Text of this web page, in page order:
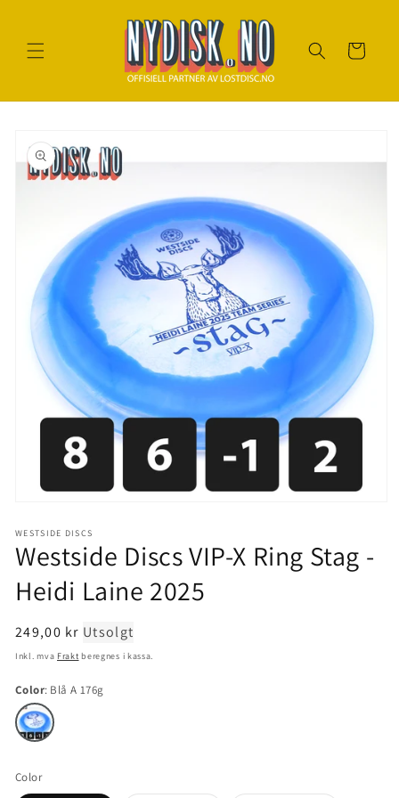
Handlekurv
produktinfo
1
i
modal
WESTSIDE DISCS
Westside Discs VIP-X Ring Stag -
Heidi Laine 2025
Normal
pris
249,00 kr Utsolgt
Inkl. mva Frakt beregnes i kassa.
Color Blå A 176g
Color